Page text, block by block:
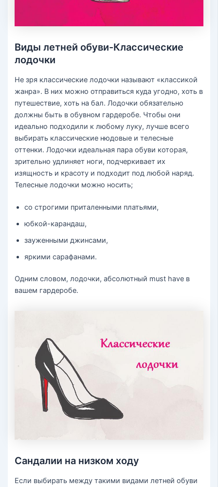
Виды летней обуви-Классические
лодочки
Не зря классические лодочки называют «классикой
жанра». В них можно отправиться куда угодно, хоть в
путешествие, хоть на бал. Лодочки обязательно
должны быть в обувном гардеробе. Чтобы они
идеально подходили к любому луку, лучше всего
выбирать классические нюдовые и телесные
оттенки. Лодочки идеальная пара обуви которая,
зрительно удлиняет ноги, подчеркивает их
изящность и красоту и подходит под любой наряд.
Телесные лодочки можно носить;
со строгими приталенными платьями,
юбкой-карандаш,
зауженными джинсами,
яркими сарафанами.
Одним словом, лодочки, абсолютный must have в
вашем гардеробе.
Сандалии на низком ходу
Если выбирать между такими видами летней обуви